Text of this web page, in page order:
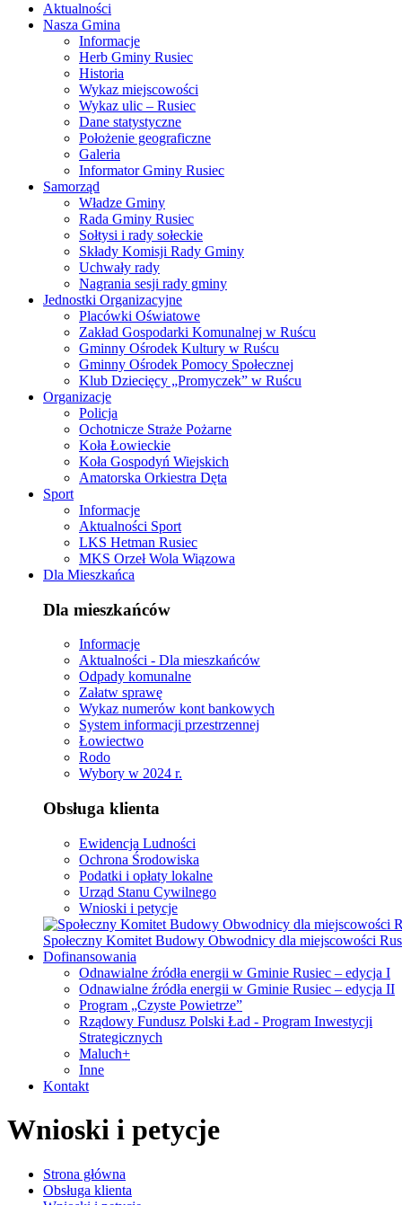
Aktualności
Nasza Gmina
Informacje
Herb Gminy Rusiec
Historia
Wykaz miejscowości
Wykaz ulic – Rusiec
Dane statystyczne
Położenie geograficzne
Galeria
Informator Gminy Rusiec
Samorząd
Władze Gminy
Rada Gminy Rusiec
Sołtysi i rady sołeckie
Składy Komisji Rady Gminy
Uchwały rady
Nagrania sesji rady gminy
Jednostki Organizacyjne
Placówki Oświatowe
Zakład Gospodarki Komunalnej w Ruścu
Gminny Ośrodek Kultury w Ruścu
Gminny Ośrodek Pomocy Społecznej
Klub Dziecięcy „Promyczek” w Ruścu
Organizacje
Policja
Ochotnicze Straże Pożarne
Koła Łowieckie
Koła Gospodyń Wiejskich
Amatorska Orkiestra Dęta
Sport
Informacje
Aktualności Sport
LKS Hetman Rusiec
MKS Orzeł Wola Wiązowa
Dla Mieszkańca
Dla mieszkańców
Informacje
Aktualności - Dla mieszkańców
Odpady komunalne
Załatw sprawę
Wykaz numerów kont bankowych
System informacji przestrzennej
Łowiectwo
Rodo
Wybory w 2024 r.
Obsługa klienta
Ewidencja Ludności
Ochrona Środowiska
Podatki i opłaty lokalne
Urząd Stanu Cywilnego
Wnioski i petycje
Społeczny Komitet Budowy Obwodnicy dla miejscowości
Dofinansowania
Odnawialne źródła energii w Gminie Rusiec – edycja I
Odnawialne źródła energii w Gminie Rusiec – edycja II
Program „Czyste Powietrze”
Rządowy Fundusz Polski Ład - Program Inwestycji
Strategicznych
Maluch+
Inne
Kontakt
Wnioski i petycje
Strona główna
Obsługa klienta